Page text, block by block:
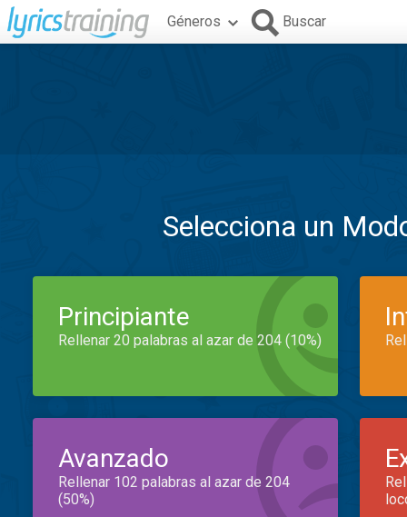
Géneros Buscar
Selecciona un
Principiante
Rellenar 20 palabras al azar de 204 (10%)
Avanzado
Rellenar 102 palabras al azar de 204
(50%)